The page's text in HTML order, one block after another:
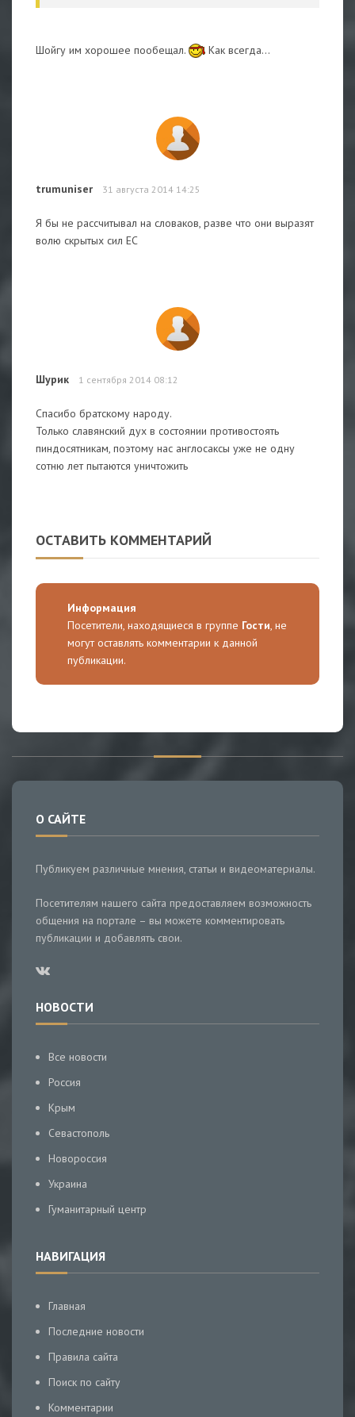
Шойгу им хорошее пообещал. Как всегда...
trumuniser 31 августа 2014 14:25
Я бы не рассчитывал на словаков, разве что они выразят
волю скрытых сил ЕС
Шурик 1 сентября 2014 08:12
Спасибо братскому народу.
Только славянский дух в состоянии противостоять
пиндосятникам, поэтому нас англосаксы уже не одну
сотню лет пытаются уничтожить
ОСТАВИТЬ КОММЕНТАРИЙ
Информация
Посетители, находящиеся в группе Гости , не
могут оставлять комментарии к данной
публикации.
О САЙТЕ
Публикуем различные мнения, статьи и видеоматериалы.
Посетителям нашего сайта предоставляем возможность
общения на портале – вы можете комментировать
публикации и добавлять свои.
НОВОСТИ
Все новости
Россия
Крым
Севастополь
Новороссия
Украина
Гуманитарный центр
НАВИГАЦИЯ
Главная
Последние новости
Правила сайта
Поиск по сайту
Комментарии